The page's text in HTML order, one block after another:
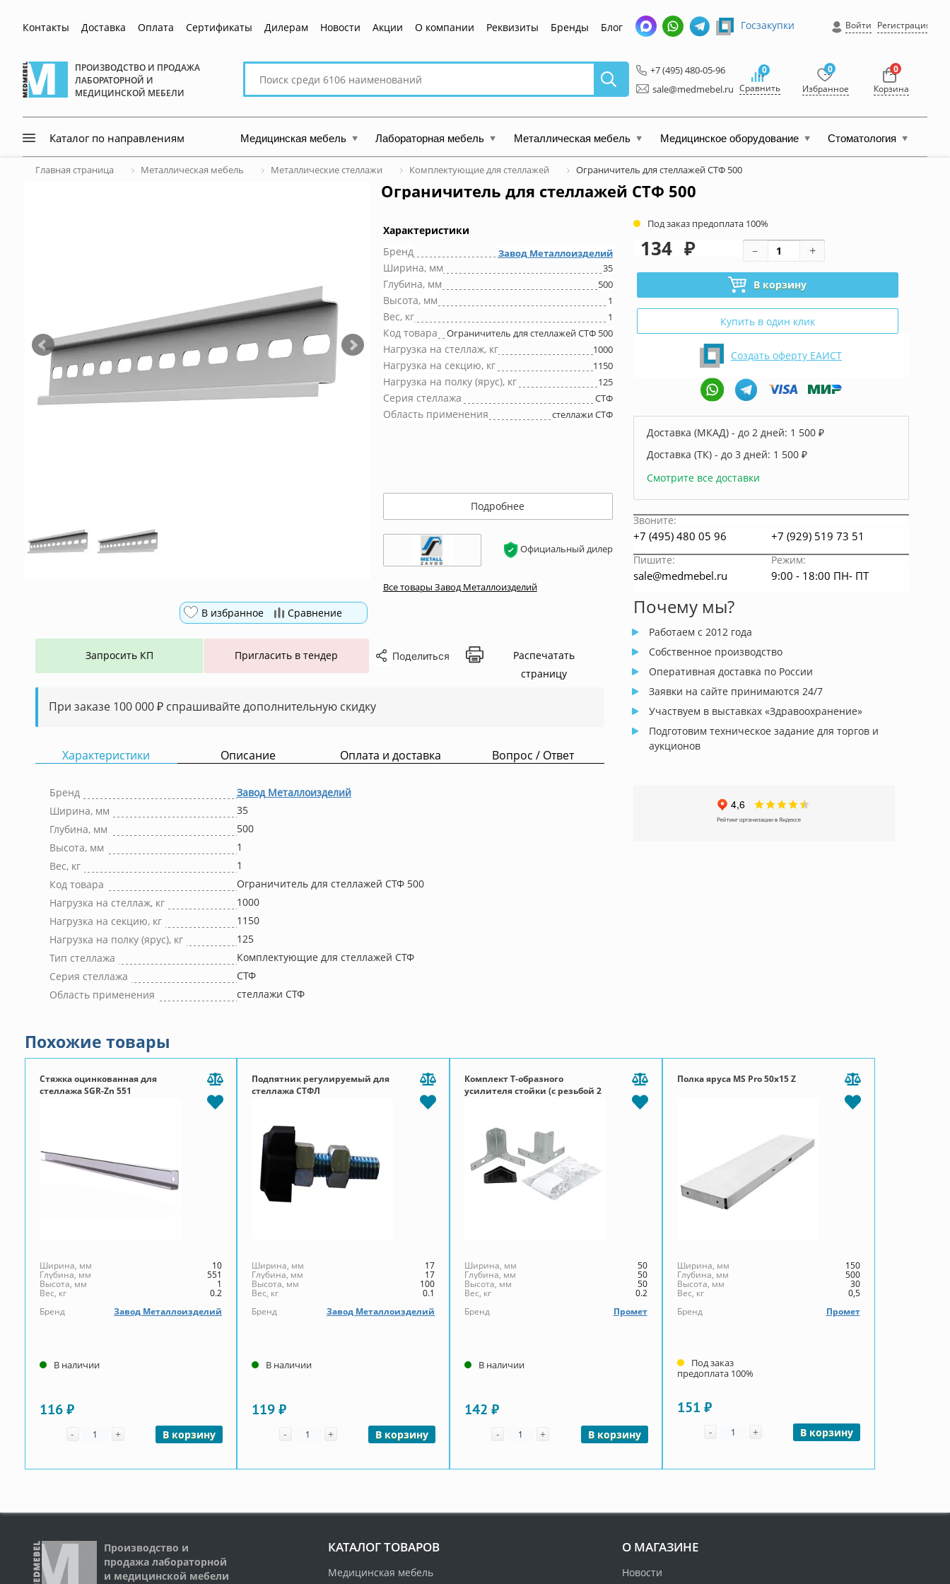
Контакты Доставка Оплата Сертификаты Дилерам Новости Акции О компании Реквизиты Бренды Блог
ПРОИЗВОДСТВО И ПРОДАЖА
ЛАБОРАТОРНОЙ И
МЕДИЦИНСКОЙ МЕБЕЛИ
Поиск
сайту
Госзакупки Войти Регистрация
+7 (495) 480-05-96
sale@medmebel.ru
0
Сравнить
0
Избранное
0
Корзина
Каталог по направлениям Медицинская мебель Лабораторная мебель Металлическая мебель Медицинское оборудование Стоматология
Главная страница Металлическая мебель Металлические стеллажи Комплектующие для стеллажей Ограничитель для стеллажей СТФ 500
Ограничитель для стеллажей СТФ 500
В избранное Сравнение
Характеристики
Бренд
Завод Металлоизделий
Ширина, мм 35
Глубина, мм 500
Высота, мм 1
Вес, кг 1
Код товара Ограничитель для стеллажей СТФ 500
Нагрузка на стеллаж, кг 1000
Нагрузка на секцию, кг 1150
Нагрузка на полку (ярус), кг 125
Серия стеллажа СТФ
Область применения стеллажи СТФ
Подробнее
Официальный дилер
Все товары Завод Металлоизделий
Запросить КП Пригласить в тендер Поделиться
Распечатать
страницу
При заказе 100 000 ₽ спрашивайте дополнительную скидку
Характеристики Описание Оплата и доставка Вопрос / Ответ
Бренд
Завод Металлоизделий
Ширина, мм
35
Глубина, мм
500
Высота, мм
1
Вес, кг
1
Код товара
Ограничитель для стеллажей СТФ 500
Нагрузка на стеллаж, кг
1000
Нагрузка на секцию, кг
1150
Нагрузка на полку (ярус), кг
125
Тип стеллажа
Комплектующие для стеллажей СТФ
Серия стеллажа
СТФ
Область применения
стеллажи СТФ
Под заказ предоплата 100%
134 ₽
В корзину
Купить в один клик
Создать оферту ЕАИСТ
Доставка (МКАД) - до 2 дней: 1 500 ₽
Доставка (ТК) - до 3 дней: 1 500 ₽
Смотрите все доставки
Звоните:
+7 (495) 480 05 96 +7 (929) 519 73 51
Пишите: Режим:
sale@medmebel.ru 9:00 - 18:00 ПН- ПТ
Почему мы?
Работаем с 2012 года
Собственное производство
Оперативная доставка по России
Заявки на сайте принимаются 24/7
Участвуем в выставках «Здравоохранение»
Подготовим техническое задание для торгов и
аукционов
Похожие товары
Стяжка оцинкованная для
стеллажа SGR-Zn 551
Ширина, мм 10
Глубина, мм 551
Высота, мм 1
Вес, кг
0.2
Бренд
Завод Металлоизделий
В наличии
116 ₽
- Количество
+ В корзину
Подпятник регулируемый для
стеллажа СТФЛ
Ширина, мм 17
Глубина, мм 17
Высота, мм 100
Вес, кг
0.1
Бренд
Завод Металлоизделий
В наличии
119 ₽
- Количество
+ В корзину
Комплект T-образного
усилителя стойки (с резьбой 2
Ширина, мм 50
Глубина, мм 50
Высота, мм 50
Вес, кг
0.2
Бренд
Промет
В наличии
142 ₽
- Количество
+ В корзину
Полка яруса MS Pro 50х15 Z
Ширина, мм 150
Глубина, мм 500
Высота, мм 30
Вес, кг
0,5
Бренд
Промет
Под заказ
предоплата 100%
151 ₽
- Количество
+ В корзину
Производство и
продажа лабораторной
и медицинской мебели
КАТАЛОГ ТОВАРОВ
Медицинская мебель
О МАГАЗИНЕ
Новости